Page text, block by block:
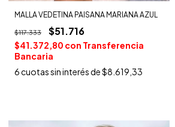
MALLA VEDETINA PAISANA MARIANA AZUL
$117.333 $51.716
$41.372,80 con Transferencia
Bancaria
6cuotas sin interés de$8.619,33